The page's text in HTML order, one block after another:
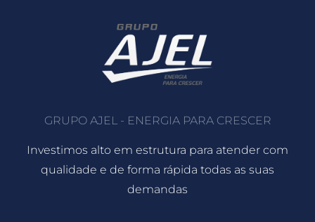
GRUPO AJEL - ENERGIA PARA CRESCER
Investimos alto em estrutura para atender com
qualidade e de forma rápida todas as suas
demandas